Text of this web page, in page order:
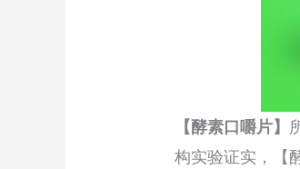
【酵素口嚼片】
构实验证实，【